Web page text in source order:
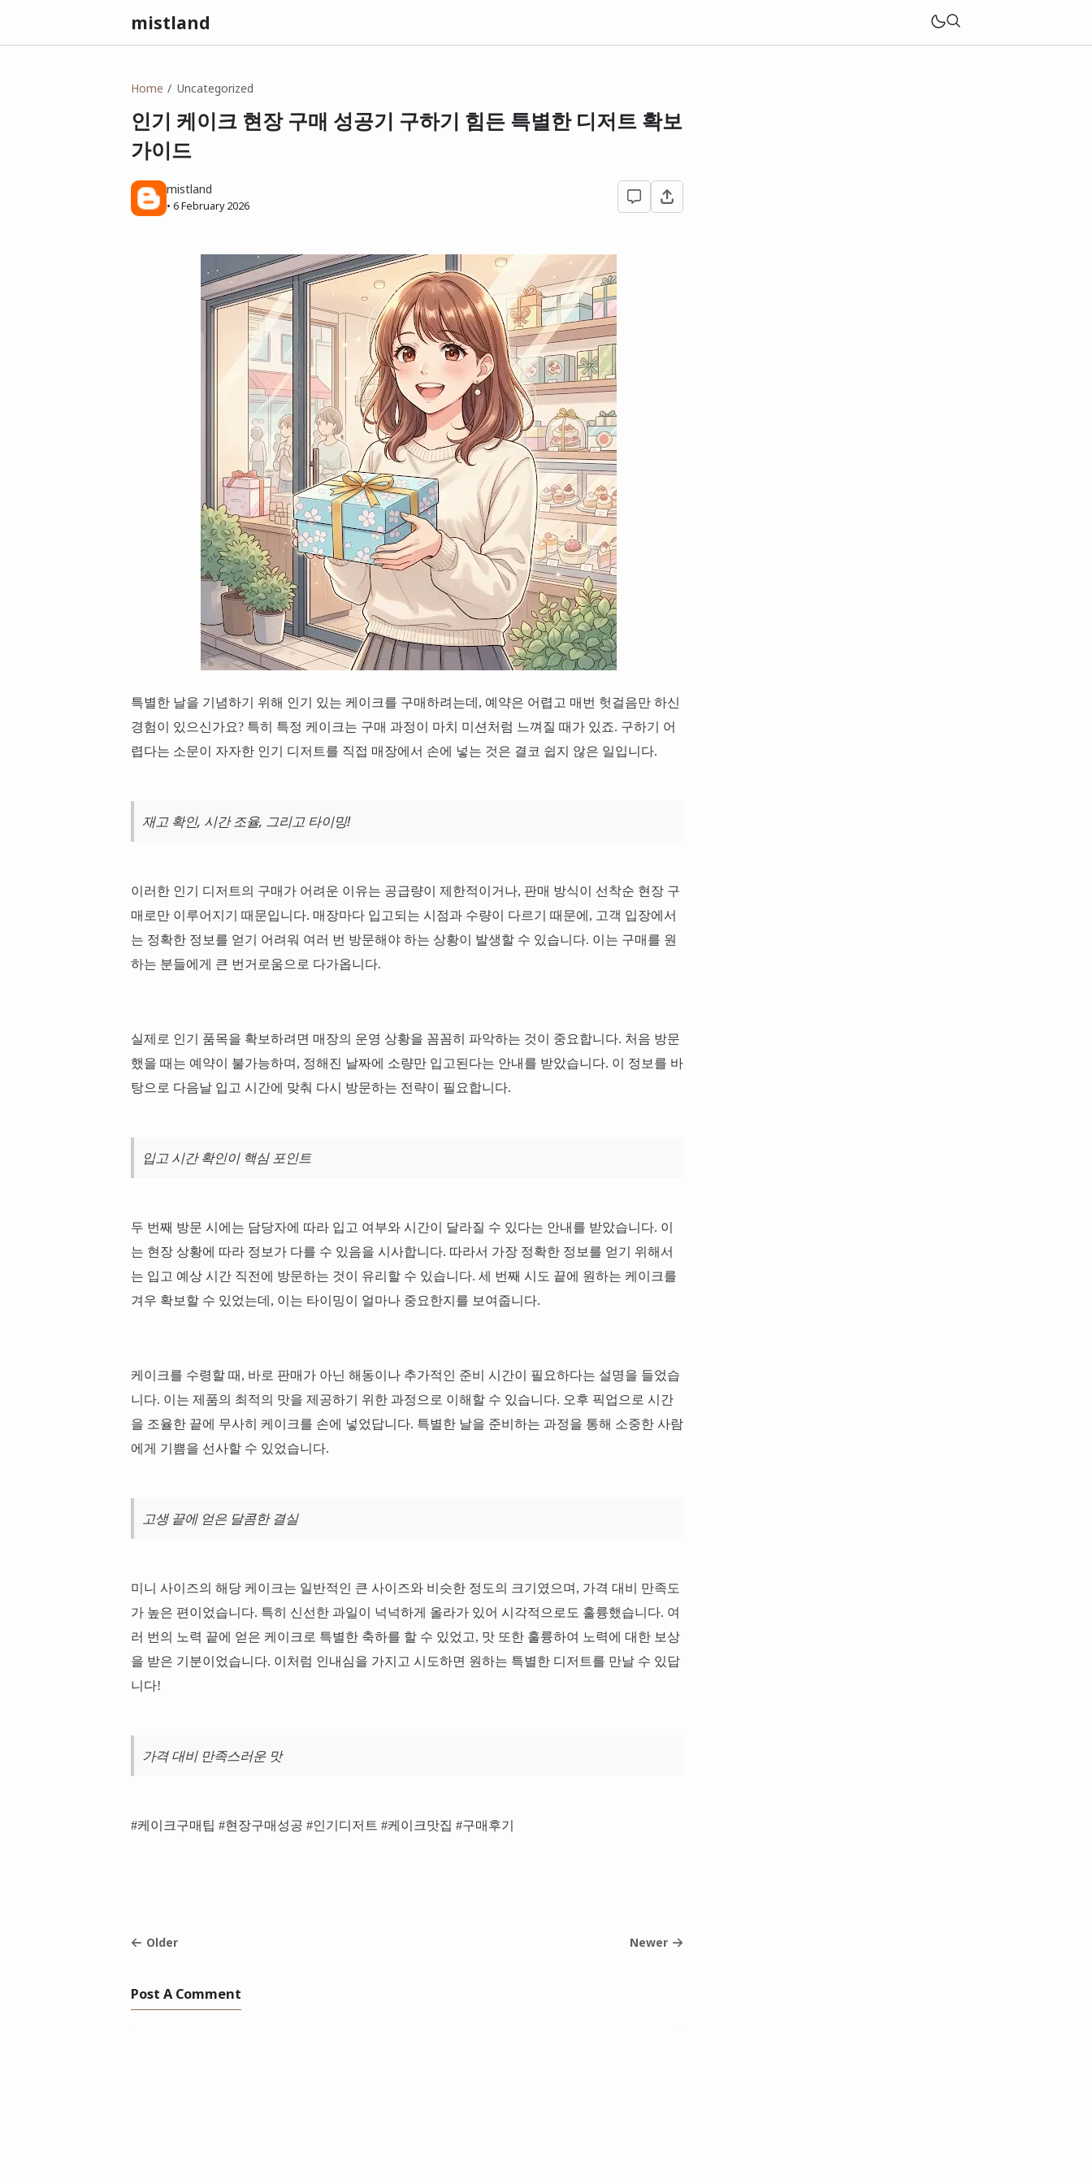
mistland
Home Uncategorized
인기 케이크 현장 구매 성공기 구하기 힘든 특별한 디저트 확보
가이드
mistland
• 6 February 2026
특별한 날을 기념하기 위해 인기 있는 케이크를 구매하려는데, 예약은 어렵고 매번 헛걸음만 하신
경험이 있으신가요? 특히 특정 케이크는 구매 과정이 마치 미션처럼 느껴질 때가 있죠. 구하기 어
렵다는 소문이 자자한 인기 디저트를 직접 매장에서 손에 넣는 것은 결코 쉽지 않은 일입니다.
재고 확인, 시간 조율, 그리고 타이밍!
이러한 인기 디저트의 구매가 어려운 이유는 공급량이 제한적이거나, 판매 방식이 선착순 현장 구
매로만 이루어지기 때문입니다. 매장마다 입고되는 시점과 수량이 다르기 때문에, 고객 입장에서
는 정확한 정보를 얻기 어려워 여러 번 방문해야 하는 상황이 발생할 수 있습니다. 이는 구매를 원
하는 분들에게 큰 번거로움으로 다가옵니다.
실제로 인기 품목을 확보하려면 매장의 운영 상황을 꼼꼼히 파악하는 것이 중요합니다. 처음 방문
했을 때는 예약이 불가능하며, 정해진 날짜에 소량만 입고된다는 안내를 받았습니다. 이 정보를 바
탕으로 다음날 입고 시간에 맞춰 다시 방문하는 전략이 필요합니다.
입고 시간 확인이 핵심 포인트
두 번째 방문 시에는 담당자에 따라 입고 여부와 시간이 달라질 수 있다는 안내를 받았습니다. 이
는 현장 상황에 따라 정보가 다를 수 있음을 시사합니다. 따라서 가장 정확한 정보를 얻기 위해서
는 입고 예상 시간 직전에 방문하는 것이 유리할 수 있습니다. 세 번째 시도 끝에 원하는 케이크를
겨우 확보할 수 있었는데, 이는 타이밍이 얼마나 중요한지를 보여줍니다.
케이크를 수령할 때, 바로 판매가 아닌 해동이나 추가적인 준비 시간이 필요하다는 설명을 들었습
니다. 이는 제품의 최적의 맛을 제공하기 위한 과정으로 이해할 수 있습니다. 오후 픽업으로 시간
을 조율한 끝에 무사히 케이크를 손에 넣었답니다. 특별한 날을 준비하는 과정을 통해 소중한 사람
에게 기쁨을 선사할 수 있었습니다.
고생 끝에 얻은 달콤한 결실
미니 사이즈의 해당 케이크는 일반적인 큰 사이즈와 비슷한 정도의 크기였으며, 가격 대비 만족도
가 높은 편이었습니다. 특히 신선한 과일이 넉넉하게 올라가 있어 시각적으로도 훌륭했습니다. 여
러 번의 노력 끝에 얻은 케이크로 특별한 축하를 할 수 있었고, 맛 또한 훌륭하여 노력에 대한 보상
을 받은 기분이었습니다. 이처럼 인내심을 가지고 시도하면 원하는 특별한 디저트를 만날 수 있답
니다!
가격 대비 만족스러운 맛
#케이크구매팁 #현장구매성공 #인기디저트 #케이크맛집 #구매후기
Older Newer
Post A Comment